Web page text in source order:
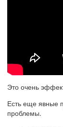
Это очень
Есть еще явные
проблемы.